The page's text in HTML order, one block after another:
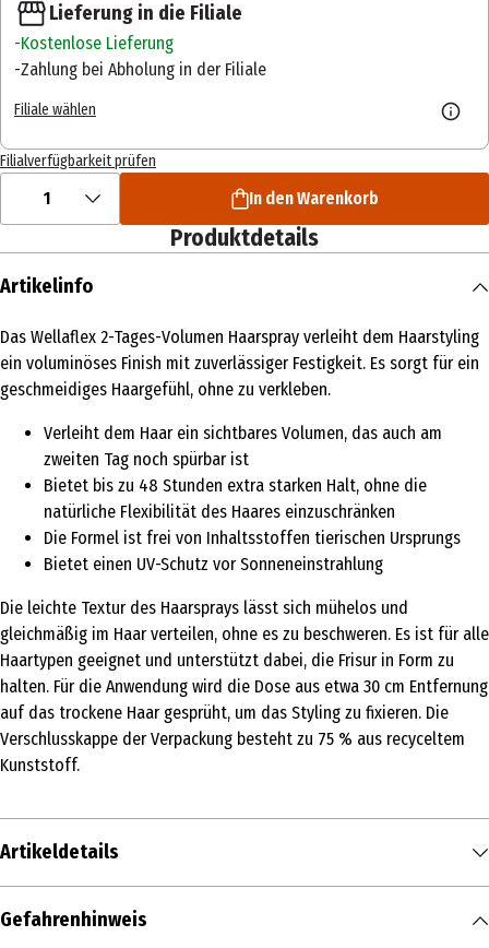
Lieferung in die Filiale
Kostenlose Lieferung
Zahlung bei Abholung in der Filiale
Filiale wählen
Filialverfügbarkeit prüfen
1 In den Warenkorb
Produktdetails
Artikelinfo
Das Wellaflex 2-Tages-Volumen Haarspray verleiht dem Haarstyling
ein voluminöses Finish mit zuverlässiger Festigkeit. Es sorgt für ein
geschmeidiges Haargefühl, ohne zu verkleben.
Verleiht dem Haar ein sichtbares Volumen, das auch am
zweiten Tag noch spürbar ist
Bietet bis zu 48 Stunden extra starken Halt, ohne die
natürliche Flexibilität des Haares einzuschränken
Die Formel ist frei von Inhaltsstoffen tierischen Ursprungs
Bietet einen UV-Schutz vor Sonneneinstrahlung
Die leichte Textur des Haarsprays lässt sich mühelos und
gleichmäßig im Haar verteilen, ohne es zu beschweren. Es ist für alle
Haartypen geeignet und unterstützt dabei, die Frisur in Form zu
halten. Für die Anwendung wird die Dose aus etwa 30 cm Entfernung
auf das trockene Haar gesprüht, um das Styling zu fixieren. Die
Verschlusskappe der Verpackung besteht zu 75 % aus recyceltem
Kunststoff.
Artikeldetails
Inhalt
Gefahrenhinweis